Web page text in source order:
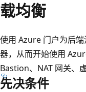
载均衡
使用 Azure 门户为后
器，从而开始使用
Bastion、NAT 网关、
先决条件